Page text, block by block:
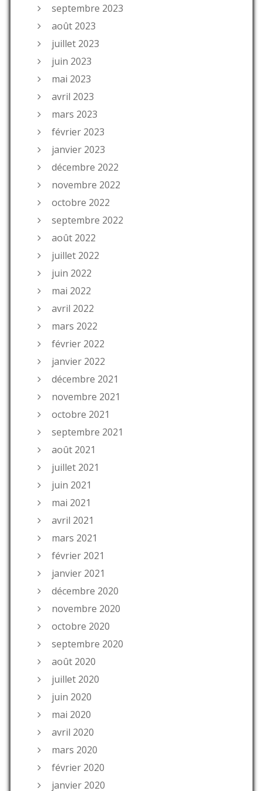
septembre 2023
août 2023
juillet 2023
juin 2023
mai 2023
avril 2023
mars 2023
février 2023
janvier 2023
décembre 2022
novembre 2022
octobre 2022
septembre 2022
août 2022
juillet 2022
juin 2022
mai 2022
avril 2022
mars 2022
février 2022
janvier 2022
décembre 2021
novembre 2021
octobre 2021
septembre 2021
août 2021
juillet 2021
juin 2021
mai 2021
avril 2021
mars 2021
février 2021
janvier 2021
décembre 2020
novembre 2020
octobre 2020
septembre 2020
août 2020
juillet 2020
juin 2020
mai 2020
avril 2020
mars 2020
février 2020
janvier 2020